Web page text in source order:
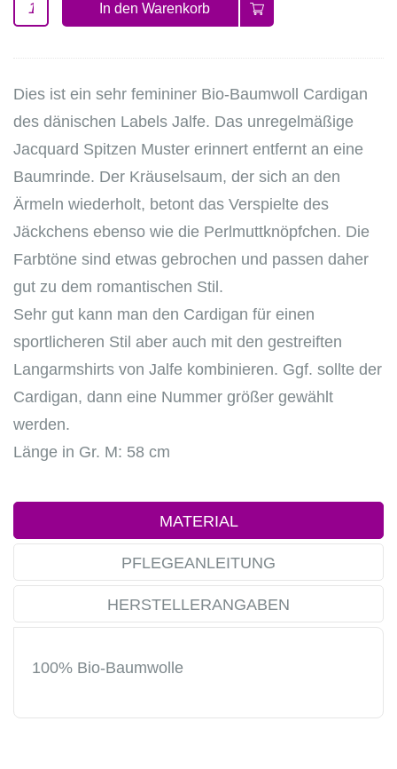
In den Warenkorb
Dies ist ein sehr femininer Bio-Baumwoll Cardigan
des dänischen Labels Jalfe. Das unregelmäßige
Jacquard Spitzen Muster erinnert entfernt an eine
Baumrinde. Der Kräuselsaum, der sich an den
Ärmeln wiederholt, betont das Verspielte des
Jäckchens ebenso wie die Perlmuttknöpfchen. Die
Farbtöne sind etwas gebrochen und passen daher
gut zu dem romantischen Stil.
Sehr gut kann man den Cardigan für einen
sportlicheren Stil aber auch mit den gestreiften
Langarmshirts von Jalfe kombinieren. Ggf. sollte der
Cardigan, dann eine Nummer größer gewählt
werden.
Länge in Gr. M: 58 cm
MATERIAL
PFLEGEANLEITUNG
HERSTELLERANGABEN
100% Bio-Baumwolle